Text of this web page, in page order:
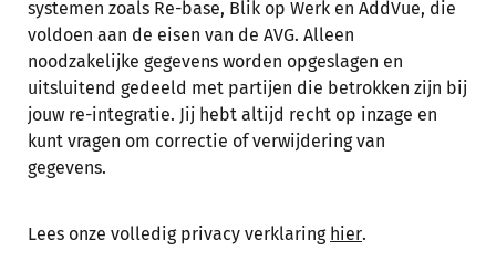
systemen zoals Re-base, Blik op Werk en AddVue, die
voldoen aan de eisen van de AVG. Alleen
noodzakelijke gegevens worden opgeslagen en
uitsluitend gedeeld met partijen die betrokken zijn bij
jouw re-integratie. Jij hebt altijd recht op inzage en
kunt vragen om correctie of verwijdering van
gegevens.
Lees onze volledig privacy verklaring hier.